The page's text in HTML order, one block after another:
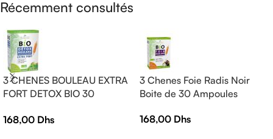
Récemment consultés
3 CHENES BOULEAU EXTRA
FORT DETOX BIO 30
168,00 Dhs
3 Chenes Foie Radis Noir
Boite de 30 Ampoules
168,00 Dhs